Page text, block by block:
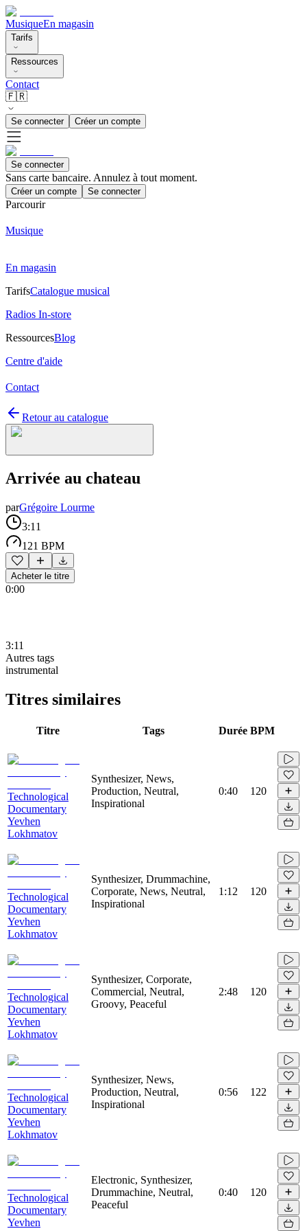
MusiqueEn magasin
Tarifs
Ressources
Contact
🇫🇷
Se connecter Créer un compte
Se connecter
Sans carte bancaire. Annulez à tout moment.
Créer un compte Se connecter
Parcourir
Musique
En magasin
TarifsCatalogue musical
Radios In-store
RessourcesBlog
Centre d'aide
Contact
Retour au catalogue
Arrivée au chateau
parGrégoire Lourme
3:11
121 BPM
Acheter le titre
0:00
3:11
Autres tags
instrumental
Titres similaires
Titre Tags Durée BPM
Technological
Documentary
Yevhen
Lokhmatov
Synthesizer, News,
Production, Neutral,
Inspirational
0:40 120
Technological
Documentary
Yevhen
Lokhmatov
Synthesizer, Drummachine,
Corporate, News, Neutral,
Inspirational
1:12 120
Technological
Documentary
Yevhen
Lokhmatov
Synthesizer, Corporate,
Commercial, Neutral,
Groovy, Peaceful
2:48 120
Technological
Documentary
Yevhen
Lokhmatov
Synthesizer, News,
Production, Neutral,
Inspirational
0:56 122
Technological
Documentary
Yevhen
Electronic, Synthesizer,
Drummachine, Neutral,
Peaceful
0:40 120